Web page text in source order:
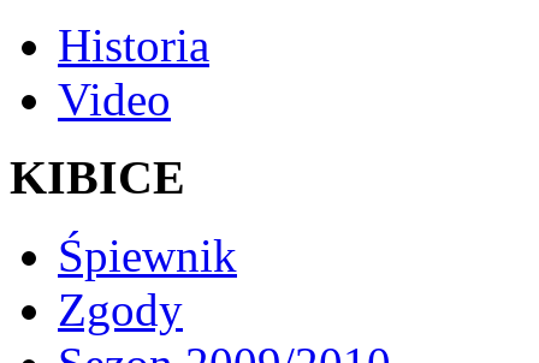
Historia
Video
KIBICE
Śpiewnik
Zgody